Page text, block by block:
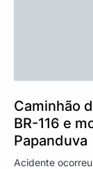
Caminhão
BR-116 e
Papanduva
Acidente